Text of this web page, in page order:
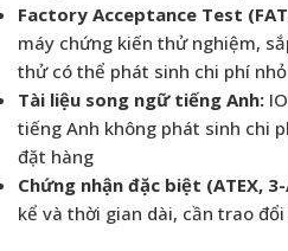
Factory Acceptance Test
máy chứng kiến thử nghiệm,
thử có thể phát sinh chi phí
Tài liệu song ngữ tiếng Anh:
tiếng Anh không phát sinh chi
đặt hàng
Chứng nhận đặc biệt (ATEX,
kể và thời gian dài, cần trao